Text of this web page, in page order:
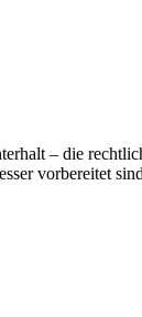
– die
vorbereitet